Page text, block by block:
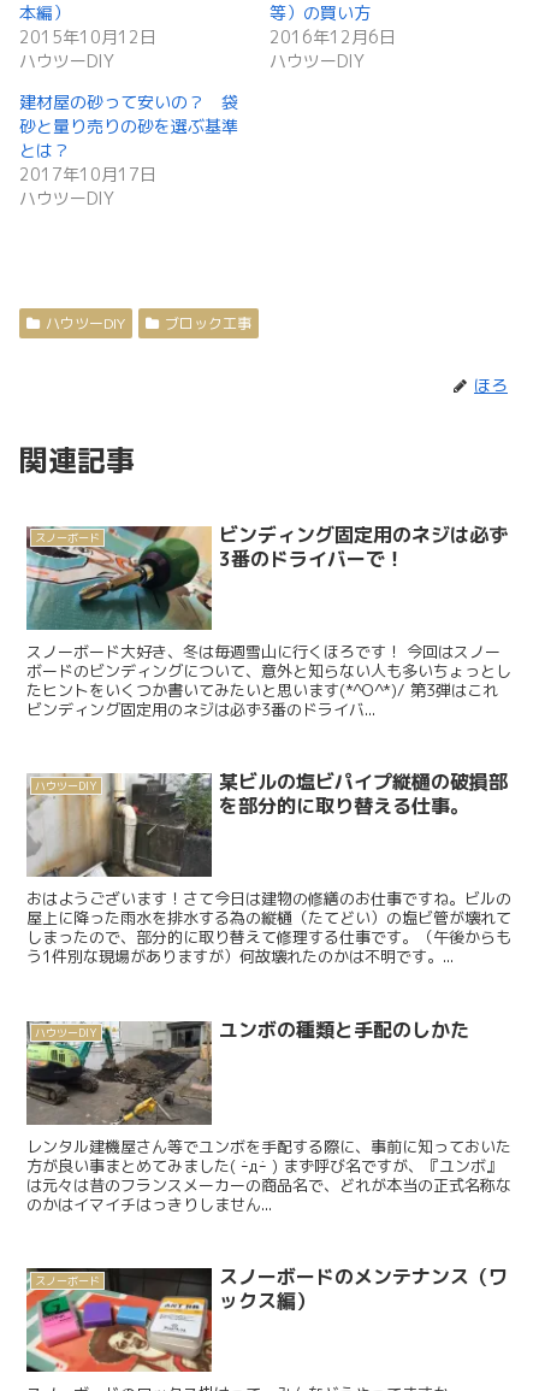
本編）
2015年10月12日
ハウツーDIY
等）の買い方
2016年12月6日
ハウツーDIY
建材屋の砂って安いの？ 袋
砂と量り売りの砂を選ぶ基準
とは？
2017年10月17日
ハウツーDIY
ハウツーDIY ブロック工事
ほろ
関連記事
スノーボード
ビンディング固定用のネジは必ず
3番のドライバーで！
スノーボード大好き、冬は毎週雪山に行くほろです！ 今回はスノー
ボードのビンディングについて、意外と知らない人も多いちょっとし
たヒントをいくつか書いてみたいと思います(*^O^*)/ 第3弾はこれ
ビンディング固定用のネジは必ず3番のドライバ...
ハウツーDIY
某ビルの塩ビパイプ縦樋の破損部
を部分的に取り替える仕事。
おはようございます！さて今日は建物の修繕のお仕事ですね。ビルの
屋上に降った雨水を排水する為の縦樋（たてどい）の塩ビ管が壊れて
しまったので、部分的に取り替えて修理する仕事です。（午後からも
う1件別な現場がありますが）何故壊れたのかは不明です。...
ハウツーDIY ユンボの種類と手配のしかた
レンタル建機屋さん等でユンボを手配する際に、事前に知っておいた
方が良い事まとめてみました( ｰ̀дｰ́ ) まず呼び名ですが、『ユンボ』
は元々は昔のフランスメーカーの商品名で、どれが本当の正式名称な
のかはイマイチはっきりしません...
スノーボード
スノーボードのメンテナンス（ワ
ックス編）